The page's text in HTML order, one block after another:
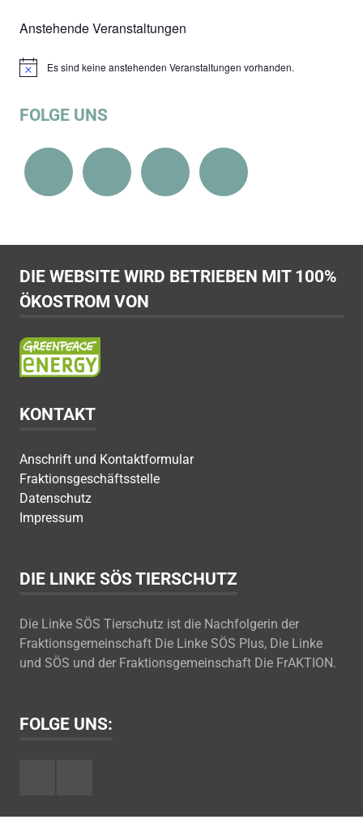
Anstehende Veranstaltungen
HinweisEs sind keine anstehenden Veranstaltungen vorhanden.
FOLGE UNS
DIE WEBSITE WIRD BETRIEBEN MIT 100%
ÖKOSTROM VON
KONTAKT
Anschrift und Kontaktformular
Fraktionsgeschäftsstelle
Datenschutz
Impressum
DIE LINKE SÖS TIERSCHUTZ
Die Linke SÖS Tierschutz ist die Nachfolgerin der
Fraktionsgemeinschaft Die Linke SÖS Plus, Die Linke
und SÖS und der Fraktionsgemeinschaft Die FrAKTION.
FOLGE UNS: